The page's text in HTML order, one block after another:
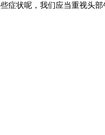
状呢，我们应当重视头部